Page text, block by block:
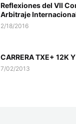
Reflexiones del VII
Arbitraje
2/18/2016
CARRERA TXE+ 12K
7/02/2013